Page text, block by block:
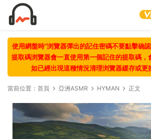
使用網盤時“浏覽器彈出的記住密碼不要點擊确
提取碼浏覽器會一直使用第一個記住的提取碼，
如已經出現這種情況清理浏覽器緩存或更
當前位置： 首頁 亞洲ASMR HYMAN 正文